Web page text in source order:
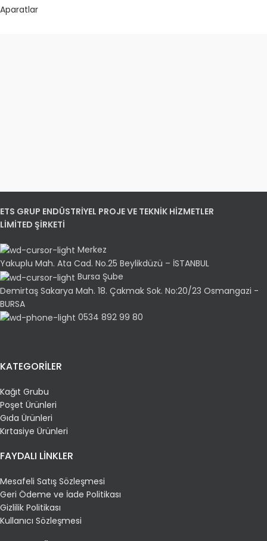
Aparatlar
ETS GRUP ENDÜSTRİYEL PROJE VE TEKNİK HİZMETLER
LİMİTED ŞİRKETİ
Merkez
Yakuplu Mah. Ata Cad. No.25 Beylikdüzü – İSTANBUL
Bursa Şube
Demirtaş Sakarya Mah. 18. Çakmak Sok. No:20/23 Osmangazi -
BURSA
0534 892 99 80
KATEGORİLER
Kağıt Grubu
Poşet Ürünleri
Gıda Ürünleri
Kırtasiye Ürünleri
FAYDALI LİNKLER
Mesafeli Satış Sözleşmesi
Geri Ödeme ve İade Politikası
Gizlilik Politikası
Kullanıcı Sözleşmesi